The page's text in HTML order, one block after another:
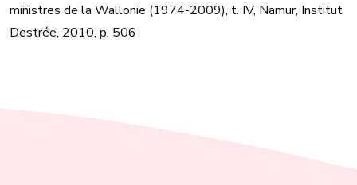
ministres de la Wallonie (1974-2009), t. IV, Namur, Institut
Destrée, 2010, p. 506